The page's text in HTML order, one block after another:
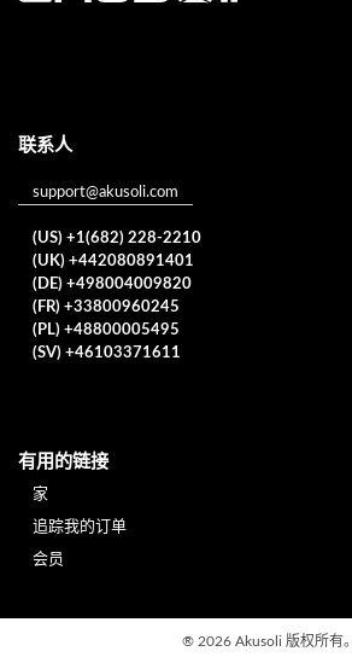
联系人
support@akusoli.com
(US) +1(682) 228-2210
(UK) +442080891401
(DE) +498004009820
(FR) +33800960245
(PL) +48800005495
(SV) +46103371611
有用的链接
家
追踪我的订单
会员
® 2026 Akusoli 版权所有。